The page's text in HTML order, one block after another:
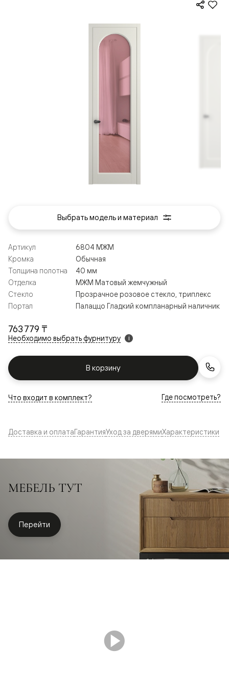
763 779 ₸
Необходимо выбрать фурнитуру i
В корзину
Артикул
6804 МЖМ
Кромка
Обычная
Толщина полотна
40 мм
Отделка
МЖМ Матовый жемчужный
Стекло
Прозрачное розовое стекло, триплекс
Портал
Палаццо Гладкий компланарный наличник
Что входит в комплект? Где посмотреть?
Выбрать модель и материал
Доставка и оплатаГарантияУход за дверямиХарактеристики
МЕБЕЛЬ ТУТ
Перейти